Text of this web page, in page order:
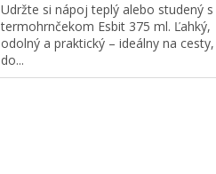
Udržte si nápoj teplý alebo studený s
termohrnčekom Esbit 375 ml. Ľahký,
odolný a praktický – ideálny na cesty,
do...